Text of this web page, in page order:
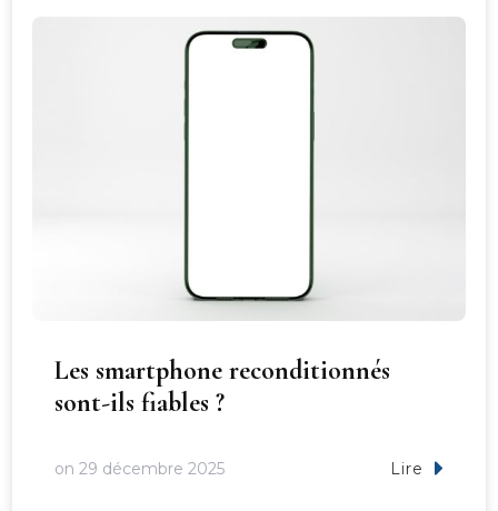
Les smartphone reconditionnés
sont-ils fiables ?
on 29 décembre 2025 Lire